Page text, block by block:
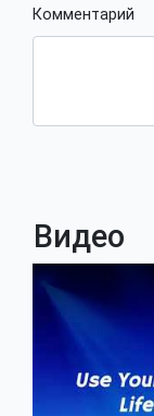
Комментарий
Видео